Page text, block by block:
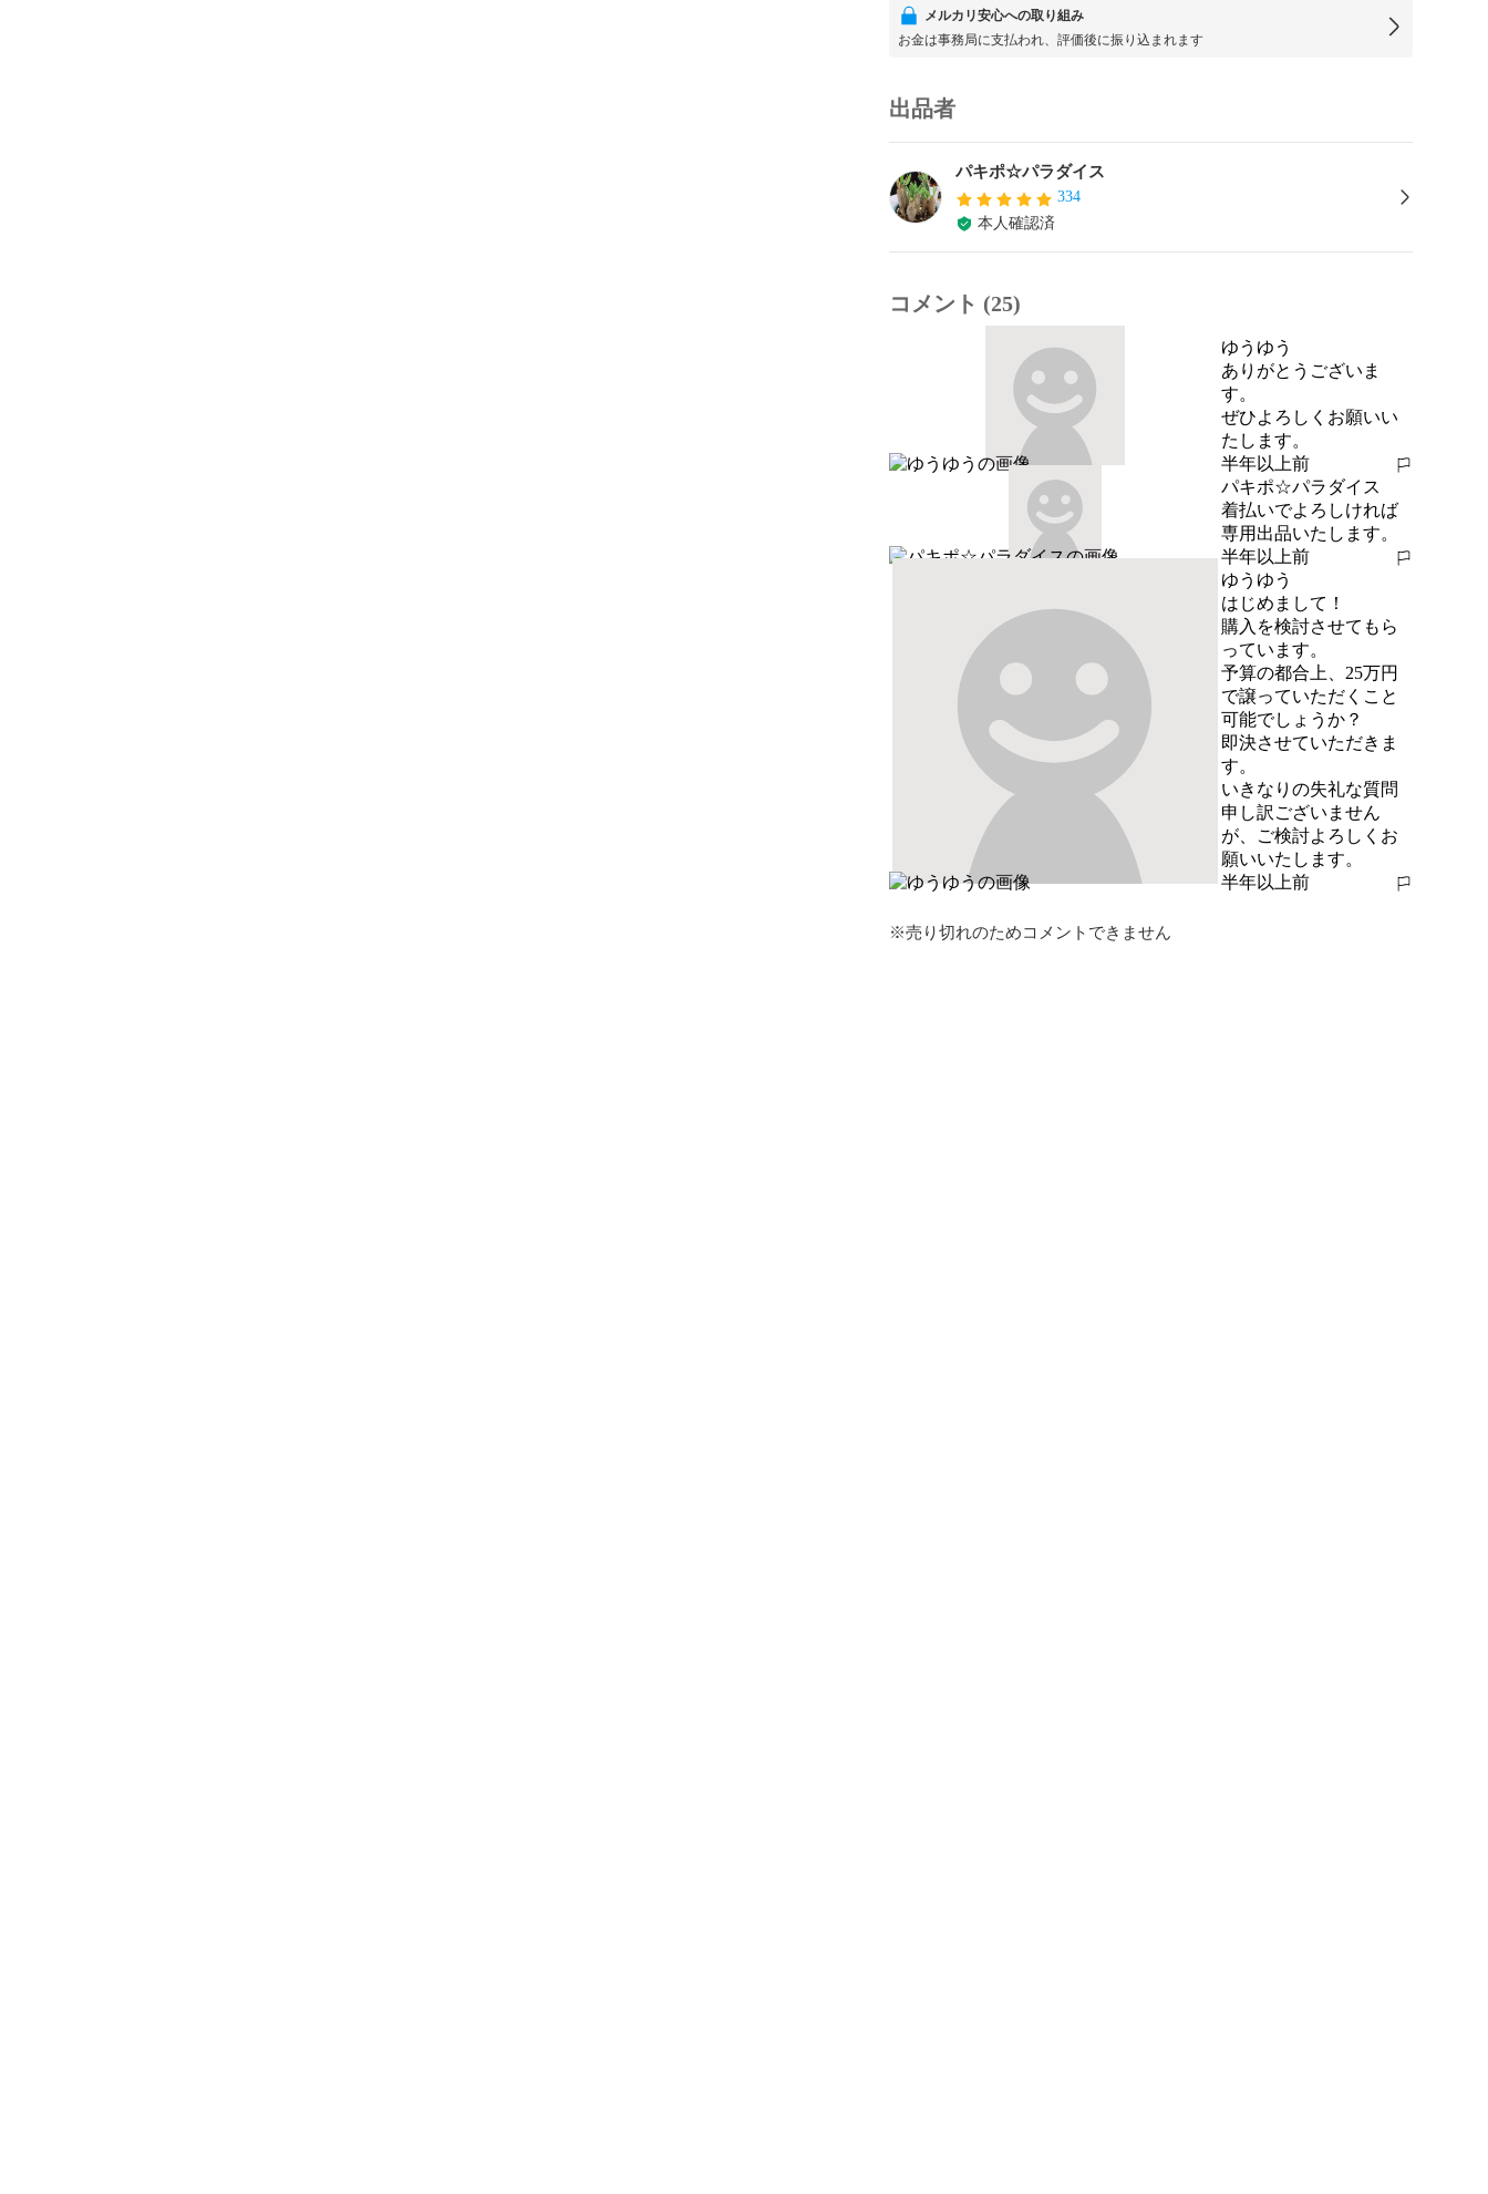
メルカリ安心への取り組み
お金は事務局に支払われ、評価後に振り込まれます
出品者
パキポ☆パラダイス
334
本人確認済
コメント (25)
ゆうゆう
ありがとうございま
す。
ぜひよろしくお願いい
たします。
半年以上前
報告する
パキポ☆パラダイス
着払いでよろしければ
専用出品いたします。
半年以上前
報告する
ゆうゆう
はじめまして！
購入を検討させてもら
っています。
予算の都合上、25万円
で譲っていただくこと
可能でしょうか？
即決させていただきま
す。
いきなりの失礼な質問
申し訳ございません
が、ご検討よろしくお
願いいたします。
半年以上前
報告する
※売り切れのためコメントできません